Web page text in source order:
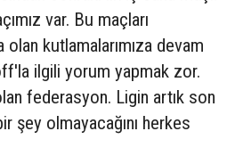
var. Bu maçları
olan kutlamalarımıza devam
ilgili yorum yapmak zor.
federasyon. Ligin artık son
şey olmayacağını herkes